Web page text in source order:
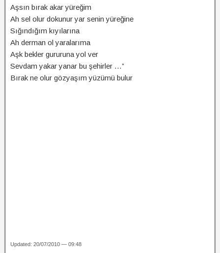
Aşsın bırak akar yüreğim
Ah sel olur dokunur yar senin yüreğine
Sığındığım kıyılarına
Ah derman ol yaralarıma
Aşk bekler gururuna yol ver
Sevdam yakar yanar bu şehirler …”
Bırak ne olur gözyaşım yüzümü bulur
Updated: 20/07/2010 — 09:48